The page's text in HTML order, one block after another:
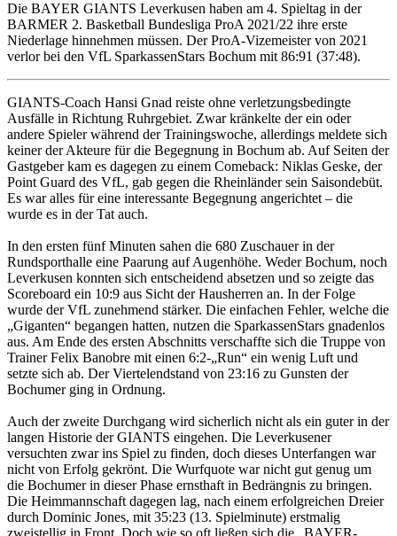
Die BAYER GIANTS Leverkusen haben am 4. Spieltag in der
BARMER 2. Basketball Bundesliga ProA 2021/22 ihre erste
Niederlage hinnehmen müssen. Der ProA-Vizemeister von 2021
verlor bei den VfL SparkassenStars Bochum mit 86:91 (37:48).
GIANTS-Coach Hansi Gnad reiste ohne verletzungsbedingte
Ausfälle in Richtung Ruhrgebiet. Zwar kränkelte der ein oder
andere Spieler während der Trainingswoche, allerdings meldete sich
keiner der Akteure für die Begegnung in Bochum ab. Auf Seiten der
Gastgeber kam es dagegen zu einem Comeback: Niklas Geske, der
Point Guard des VfL, gab gegen die Rheinländer sein Saisondebüt.
Es war alles für eine interessante Begegnung angerichtet – die
wurde es in der Tat auch.
In den ersten fünf Minuten sahen die 680 Zuschauer in der
Rundsporthalle eine Paarung auf Augenhöhe. Weder Bochum, noch
Leverkusen konnten sich entscheidend absetzen und so zeigte das
Scoreboard ein 10:9 aus Sicht der Hausherren an. In der Folge
wurde der VfL zunehmend stärker. Die einfachen Fehler, welche die
„Giganten“ begangen hatten, nutzen die SparkassenStars gnadenlos
aus. Am Ende des ersten Abschnitts verschaffte sich die Truppe von
Trainer Felix Banobre mit einen 6:2-„Run“ ein wenig Luft und
setzte sich ab. Der Viertelendstand von 23:16 zu Gunsten der
Bochumer ging in Ordnung.
Auch der zweite Durchgang wird sicherlich nicht als ein guter in der
langen Historie der GIANTS eingehen. Die Leverkusener
versuchten zwar ins Spiel zu finden, doch dieses Unterfangen war
nicht von Erfolg gekrönt. Die Wurfquote war nicht gut genug um
die Bochumer in dieser Phase ernsthaft in Bedrängnis zu bringen.
Die Heimmannschaft dagegen lag, nach einem erfolgreichen Dreier
durch Dominic Jones, mit 35:23 (13. Spielminute) erstmalig